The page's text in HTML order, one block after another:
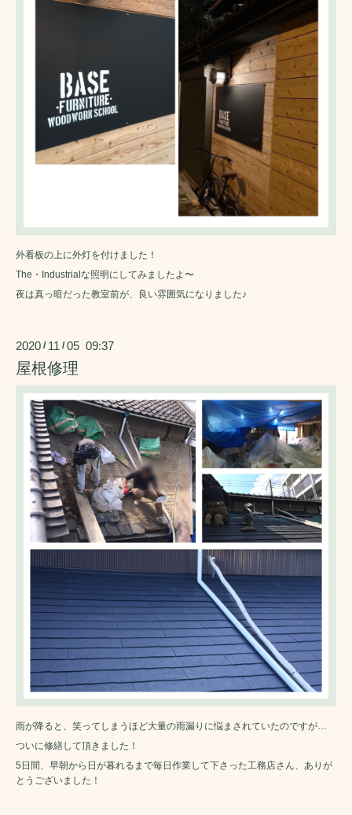
外看板の上に外灯を付けました！
The・Industrialな照明にしてみましたよ〜
夜は真っ暗だった教室前が、良い雰囲気になりました♪
2020 / 11 /05 09:37
屋根修理
雨が降ると、笑ってしまうほど大量の雨漏りに悩まされていたのですが…
ついに修繕して頂きました！
5日間、早朝から日が暮れるまで毎日作業して下さった工務店さん、ありが
とうございました！